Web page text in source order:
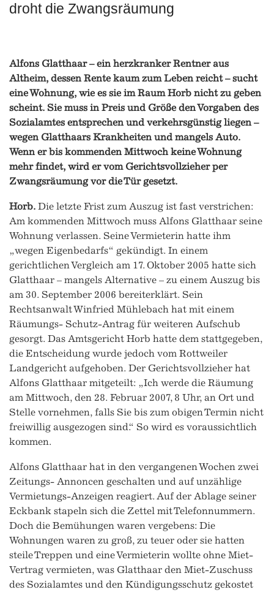
droht die Zwangsräumung
Alfons Glatthaar – ein herzkranker Rentner aus
Altheim, dessen Rente kaum zum Leben reicht – sucht
eine Wohnung, wie es sie im Raum Horb nicht zu geben
scheint. Sie muss in Preis und Größe den Vorgaben des
Sozialamtes entsprechen und verkehrsgünstig liegen –
wegen Glatthaars Krankheiten und mangels Auto.
Wenn er bis kommenden Mittwoch keine Wohnung
mehr findet, wird er vom Gerichtsvollzieher per
Zwangsräumung vor die Tür gesetzt.
Horb. Die letzte Frist zum Auszug ist fast verstrichen:
Am kommenden Mittwoch muss Alfons Glatthaar seine
Wohnung verlassen. Seine Vermieterin hatte ihm
„wegen Eigenbedarfs“ gekündigt. In einem
gerichtlichen Vergleich am 17. Oktober 2005 hatte sich
Glatthaar – mangels Alternative – zu einem Auszug bis
am 30. September 2006 bereiterklärt. Sein
Rechtsanwalt Winfried Mühlebach hat mit einem
Räumungs- Schutz-Antrag für weiteren Aufschub
gesorgt. Das Amtsgericht Horb hatte dem stattgegeben,
die Entscheidung wurde jedoch vom Rottweiler
Landgericht aufgehoben. Der Gerichtsvollzieher hat
Alfons Glatthaar mitgeteilt: „Ich werde die Räumung
am Mittwoch, den 28. Februar 2007, 8 Uhr, an Ort und
Stelle vornehmen, falls Sie bis zum obigen Termin nicht
freiwillig ausgezogen sind.“ So wird es voraussichtlich
kommen.
Alfons Glatthaar hat in den vergangenen Wochen zwei
Zeitungs- Annoncen geschalten und auf unzählige
Vermietungs-Anzeigen reagiert. Auf der Ablage seiner
Eckbank stapeln sich die Zettel mit Telefonnummern.
Doch die Bemühungen waren vergebens: Die
Wohnungen waren zu groß, zu teuer oder sie hatten
steile Treppen und eine Vermieterin wollte ohne Miet-
Vertrag vermieten, was Glatthaar den Miet-Zuschuss
des Sozialamtes und den Kündigungsschutz gekostet